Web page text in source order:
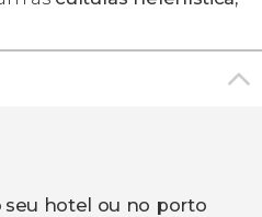
seu hotel ou no porto